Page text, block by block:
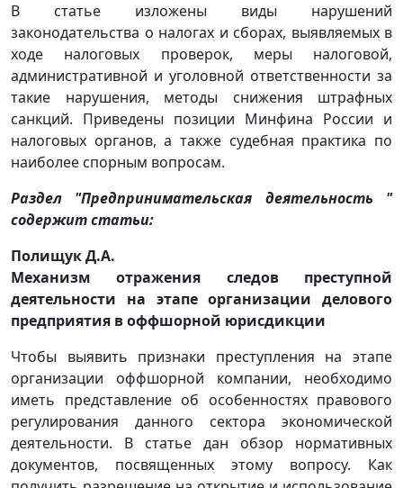
В статье изложены виды нарушений
законодательства о налогах и сборах, выявляемых в
ходе налоговых проверок, меры налоговой,
административной и уголовной ответственности за
такие нарушения, методы снижения штрафных
санкций. Приведены позиции Минфина России и
налоговых органов, а также судебная практика по
наиболее спорным вопросам.
Раздел "Предпринимательская деятельность "
содержит статьи:
Полищук Д.А.
Механизм отражения следов преступной
деятельности на этапе организации делового
предприятия в оффшорной юрисдикции
Чтобы выявить признаки преступления на этапе
организации оффшорной компании, необходимо
иметь представление об особенностях правового
регулирования данного сектора экономической
деятельности. В статье дан обзор нормативных
документов, посвященных этому вопросу. Как